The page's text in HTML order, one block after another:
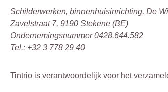
Schilderwerken, binnenhuisinrichting, De
Zavelstraat 7, 9190 Stekene (BE)
Ondernemingsnummer 0428.644.582
Tel.: +32 3 778 29 40
Tintrio is verantwoordelijk voor het